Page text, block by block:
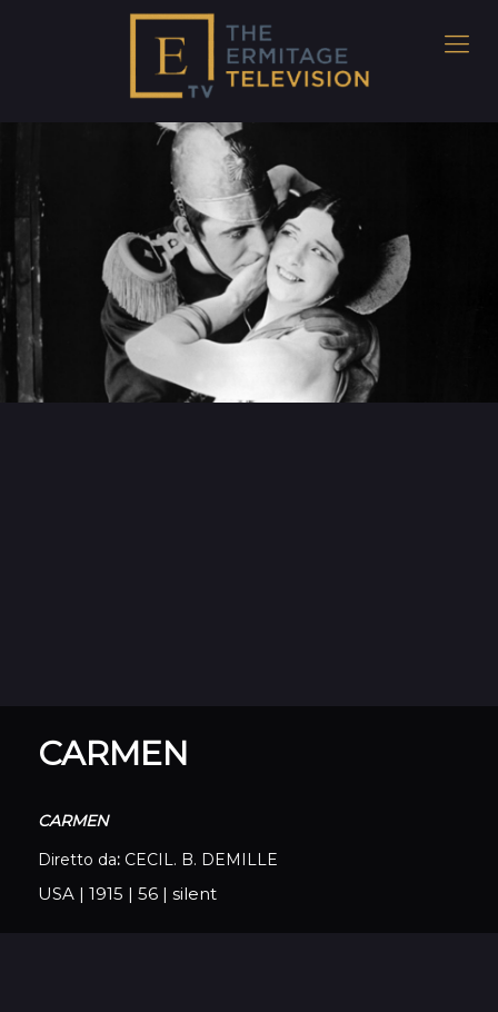
CARMEN
CARMEN
Diretto da:CECIL. B. DEMILLE
USA | 1915 | 56| silent